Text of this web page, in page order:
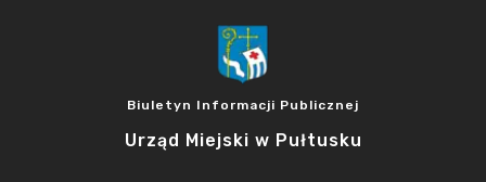
Biuletyn Informacji Publicznej
Urząd Miejski w Pułtusku